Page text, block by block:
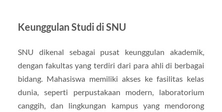
Keunggulan Studi di SNU
SNU dikenal sebagai pusat keunggulan akademik,
dengan fakultas yang terdiri dari para ahli di berbagai
bidang. Mahasiswa memiliki akses ke fasilitas kelas
dunia, seperti perpustakaan modern, laboratorium
canggih, dan lingkungan kampus yang mendorong